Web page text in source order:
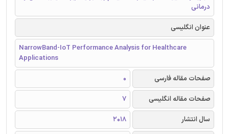
درمانی
عنوان انگلیسی
NarrowBand-IoT Performance Analysis for Healthcare
Applications
صفحات مقاله فارسی
0
صفحات مقاله انگلیسی
7
سال انتشار
2018